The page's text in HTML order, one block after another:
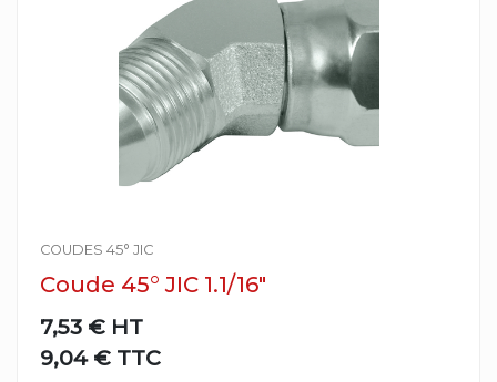
COUDES 45° JIC
Coude 45° JIC 1.1/16"
7,53 € HT
9,04 € TTC